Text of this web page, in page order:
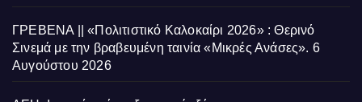
ΓΡΕΒΕΝΑ || «Πολιτιστικό Καλοκαίρι 2026» : Θερινό
Σινεμά με την βραβευμένη ταινία «Μικρές Ανάσες». 6
Αυγούστου 2026